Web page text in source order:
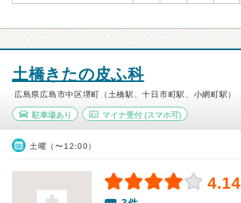
土橋きたの皮ふ科
広島県広島市中区堺町（土橋駅、十日市町駅、小網町駅）
駐車場あり マイナ受付(スマホ可)
土曜（〜12:00）
4.14